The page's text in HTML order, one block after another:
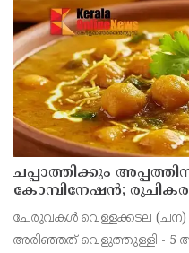
പ്രതികരിക്കാനില്ലെന്നും
ചപ്പാത്തിക്കും
കോമ്പിനേഷൻ;
ചേരുവകൾ വെള്ളക്കടല (ചന) -
അരിഞ്ഞത് വെളുത്തുള്ളി - 5